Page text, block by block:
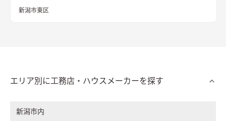
を吸音材としても利用し、ピアノの響き過ぎを防止する。 温度
ピアノ演奏を楽しむことができる。 【住宅性能】 UA値＝
ｈ 暖房形式：床下エアコン 1台 冷房形式：ルームエアコ
新潟市東区
エリア別に工務店・ハウスメーカーを探す
新潟市内